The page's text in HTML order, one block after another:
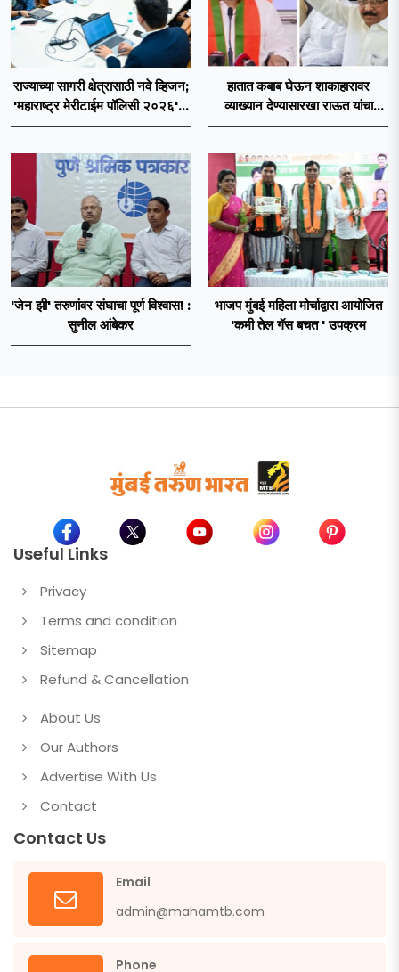
राज्याच्या सागरी क्षेत्रासाठी नवे व्हिजन;
'महाराष्ट्र मेरीटाईम पॉलिसी २०२६'चा
प्रस्ताव
हातात कबाब घेऊन शाकाहारावर
व्याख्यान देण्यासारखा राऊत यांचा
प्रयत्न - नवनाथ बन
'जेन झी' तरुणांवर संघाचा पूर्ण विश्वास! :
सुनील आंबेकर
भाजप मुंबई महिला मोर्चाद्वारा आयोजित
'कमी तेल गॅस बचत ' उपक्रम
Useful Links
Privacy
Terms and condition
Sitemap
Refund & Cancellation
About Us
Our Authors
Advertise With Us
Contact
Contact Us
Email
admin@mahamtb.com
Phone